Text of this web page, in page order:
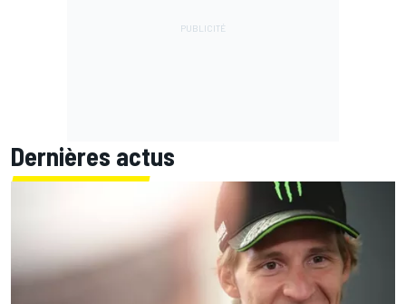
Dernières actus